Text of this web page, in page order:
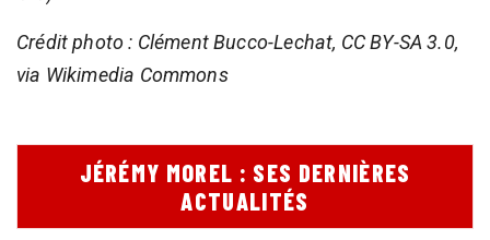
Crédit photo : Clément Bucco-Lechat, CC BY-SA 3.0,
via Wikimedia Commons
JÉRÉMY MOREL : SES DERNIÈRES
ACTUALITÉS